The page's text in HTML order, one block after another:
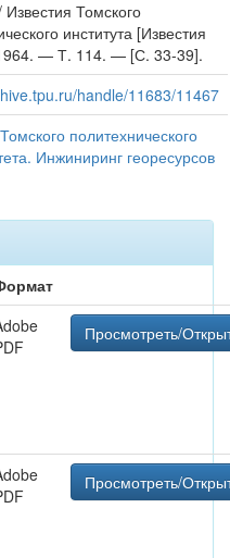
Томского
института [Известия
— Т. 114. — [С. 33-39].
handle/11683/11467
политехнического
Инжиниринг георесурсов
Просмотреть/
Просмотреть/